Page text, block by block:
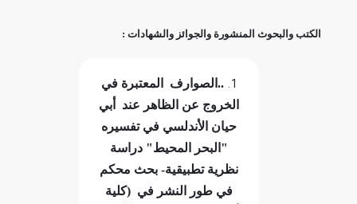
المنشورة والجوائز والشهادات :
..الصوارف المعتبرة في
الخروج عن الظاهر عند أبي
حيان الأندلسي في تفسيره
"البحر المحيط" دراسة
نظرية تطبيقية- بحث محكم
في طور النشر في (كلية